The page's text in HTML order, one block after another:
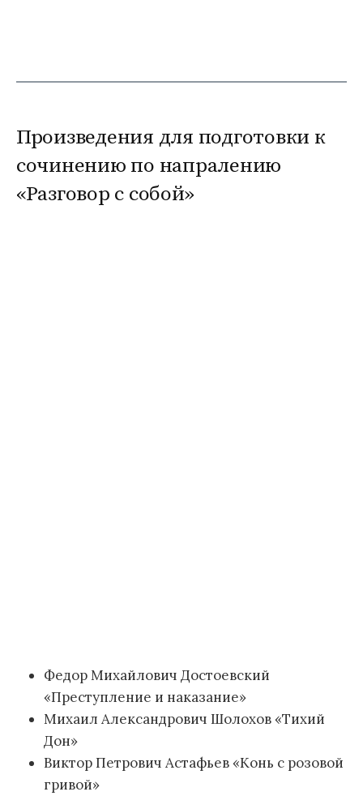
Произведения для подготовки к
сочинению по напралению
«Разговор с собой»
Федор Михайлович Достоевский
«Преступление и наказание»
Михаил Александрович Шолохов «Тихий
Дон»
Виктор Петрович Астафьев «Конь с розовой
гривой»